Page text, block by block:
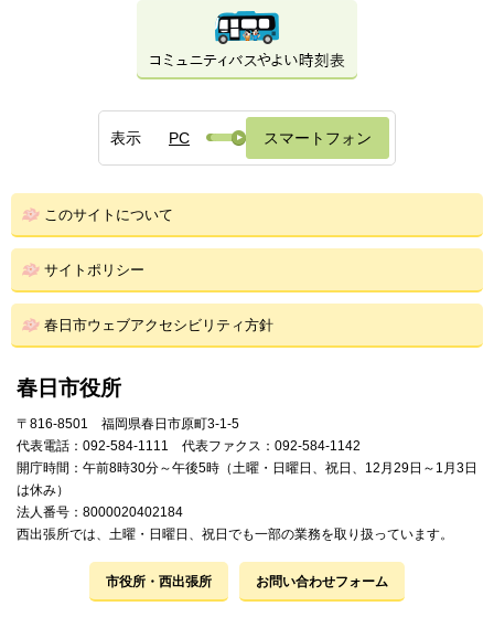
表示 PC スマートフォン
このサイトについて
サイトポリシー
春日市ウェブアクセシビリティ方針
春日市役所
〒816-8501 福岡県春日市原町3-1-5
代表電話：092-584-1111 代表ファクス：092-584-1142
開庁時間：午前8時30分～午後5時（土曜・日曜日、祝日、12月29日～1月3日
は休み）
法人番号：8000020402184
西出張所では、土曜・日曜日、祝日でも一部の業務を取り扱っています。
市役所・西出張所 お問い合わせフォーム